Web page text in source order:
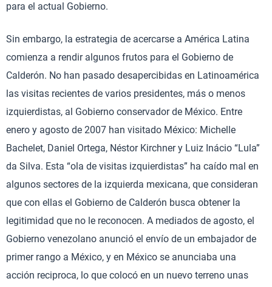
para el actual Gobierno.
Sin embargo, la estrategia de acercarse a América Latina
comienza a rendir algunos frutos para el Gobierno de
Calderón. No han pasado desapercibidas en Latinoamérica
las visitas recientes de varios presidentes, más o menos
izquierdistas, al Gobierno conservador de México. Entre
enero y agosto de 2007 han visitado México: Michelle
Bachelet, Daniel Ortega, Néstor Kirchner y Luiz Inácio “Lula”
da Silva. Esta “ola de visitas izquierdistas” ha caído mal en
algunos sectores de la izquierda mexicana, que consideran
que con ellas el Gobierno de Calderón busca obtener la
legitimidad que no le reconocen. A mediados de agosto, el
Gobierno venezolano anunció el envío de un embajador de
primer rango a México, y en México se anunciaba una
acción reciproca, lo que colocó en un nuevo terreno unas